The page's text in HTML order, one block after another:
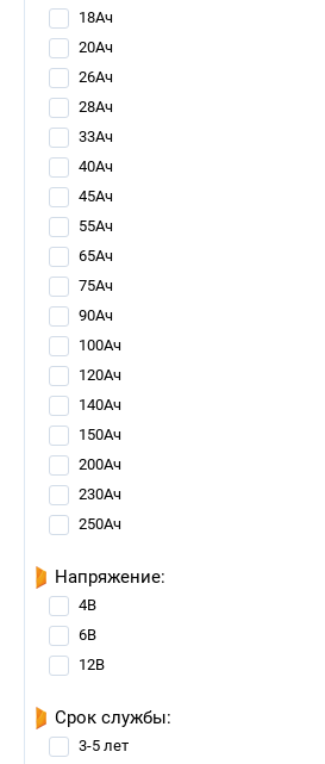
18Ач
20Ач
26Ач
28Ач
33Ач
40Ач
45Ач
55Ач
65Ач
75Ач
90Ач
100Ач
120Ач
140Ач
150Ач
200Ач
230Ач
250Ач
Напряжение:
4В
6В
12В
Срок службы:
3-5 лет